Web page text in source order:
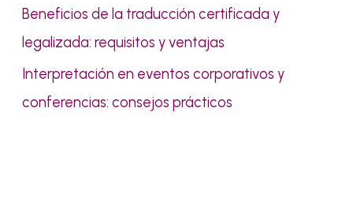
Beneficios de la traducción certificada y
legalizada: requisitos y ventajas
Interpretación en eventos corporativos y
conferencias: consejos prácticos